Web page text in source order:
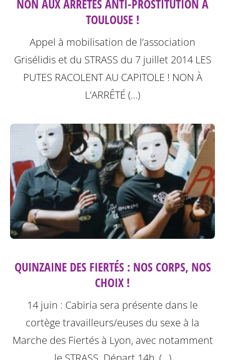
NON AUX ARRÊTÉS ANTI-PROSTITUTION À
TOULOUSE !
Appel à mobilisation de l’association
Grisélidis et du STRASS du 7 juillet 2014 LES
PUTES RACOLENT AU CAPITOLE ! NON À
L’ARRÊTÉ (…)
QUINZAINE DES FIERTÉS : NOS CORPS, NOS
CHOIX !
14 juin : Cabiria sera présente dans le
cortège travailleurs/euses du sexe à la
Marche des Fiertés à Lyon, avec notamment